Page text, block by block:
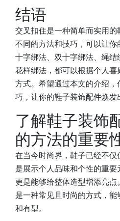
结语
交叉扣住是一种简单而实用
不同的方法和技巧，可以让
十字绑法、双十字绑法、绳
花样绑法，都可以根据个人
方式。希望通过本文的介绍
巧，让你的鞋子装饰配件焕发
了解鞋子装饰
的方法的重要
在当今时尚界，鞋子已经不
是展示个人品味和个性的重
更是能够给整体造型增添亮
是一种常见且时尚的方式，
和有型。